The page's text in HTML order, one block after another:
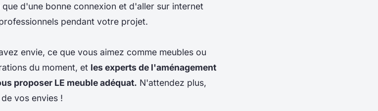
d'une bonne connexion et d'aller sur internet
pendant votre projet.
envie, ce que vous aimez comme meubles ou
du moment, et les experts de l'aménagement
proposer LE meuble adéquat. N'attendez plus,
vos envies !